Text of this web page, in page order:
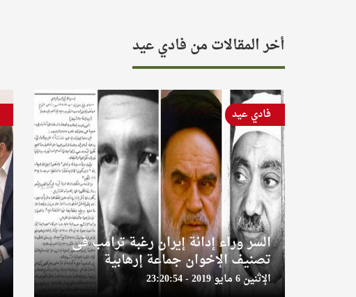
أخر المقالات من فادي عيد
السر وراء إدانة إيران رغبة ترامب فى
تصنيف الإخوان جماعة إرهابية
الإثنين 6 مايو 2019 - 23:20:54
فادي عيد